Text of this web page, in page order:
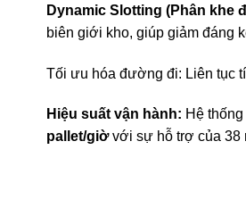
Dynamic Slotting (Phân khe
biên giới kho, giúp giảm đáng
Tối ưu hóa đường đi: Liên tục
Hiệu suất vận hành: Hệ
pallet/giờvới sự hỗ trợ của 38